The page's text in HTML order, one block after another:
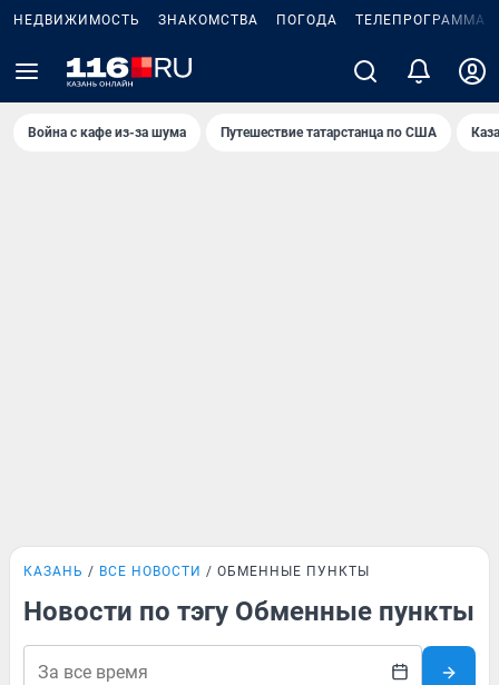
НЕДВИЖИМОСТЬ ЗНАКОМСТВА ПОГОДА ТЕЛЕПРОГРАММА
Война с кафе из-за шума Путешествие татарстанца по США
КАЗАНЬ ВСЕ НОВОСТИ ОБМЕННЫЕ ПУНКТЫ
Новости по тэгу Обменные пункты